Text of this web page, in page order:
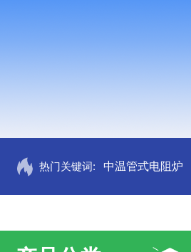
热门关键词: 中温管式电阻炉